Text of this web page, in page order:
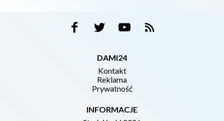
DAMI24
Kontakt
Reklama
Prywatność
INFORMACJE